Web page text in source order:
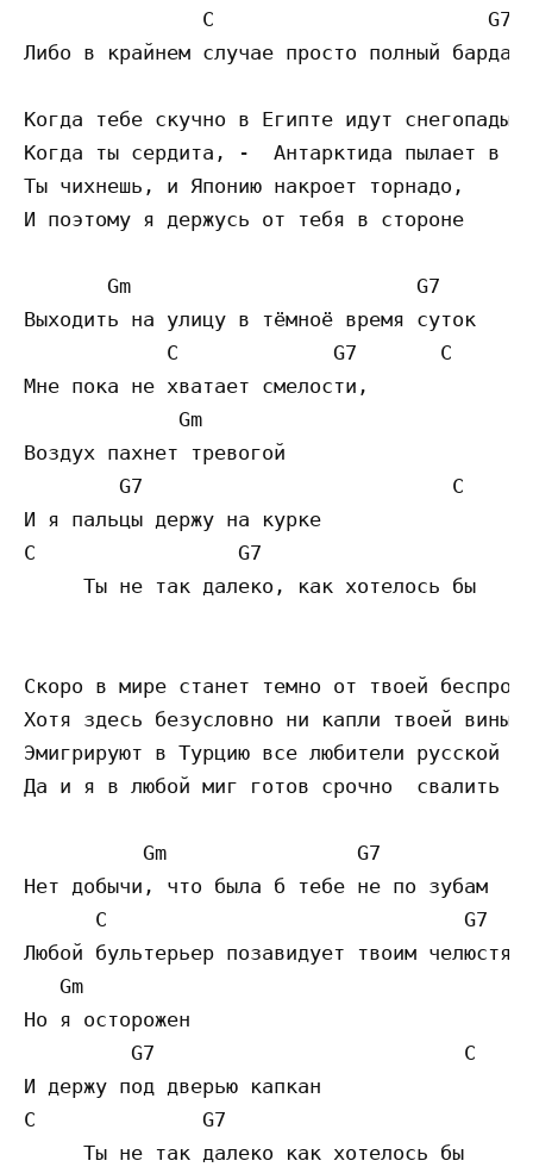
C                       G7
Либо в крайнем случае просто полный
Когда тебе скучно в Египте идут снегопады,
Когда ты сердита, -  Антарктида пылает в
Ты чихнешь, и Японию накроет торнадо,
И поэтому я держусь от тебя в стороне
Gm                        G7
Выходить на улицу в тёмноё время суток
            C             G7       C
Мне пока не хватает смелости,
Воздух пахнет тревогой
        G7                          C
И я пальцы держу на курке
C                 G7
     Ты не так далеко, как хотелось бы
Скоро в мире станет темно от твоей
Хотя здесь безусловно ни капли твоей вины.
Эмигрируют в Турцию все любители русской
Да и я в любой миг готов срочно  свалить
Gm                G7
Нет добычи, что была б тебе не по зубам
C                              G7
Любой бультерьер позавидует твоим челюстям
Но я осторожен
         G7                          C
И держу под дверью капкан
C              G7                        C
     Ты не так далеко как хотелось бы